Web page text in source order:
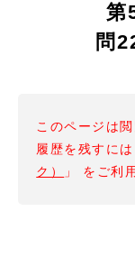
第
問
このページは
履歴を残すには
ク）
」 をご利